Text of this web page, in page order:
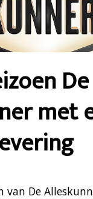
De
met
van De